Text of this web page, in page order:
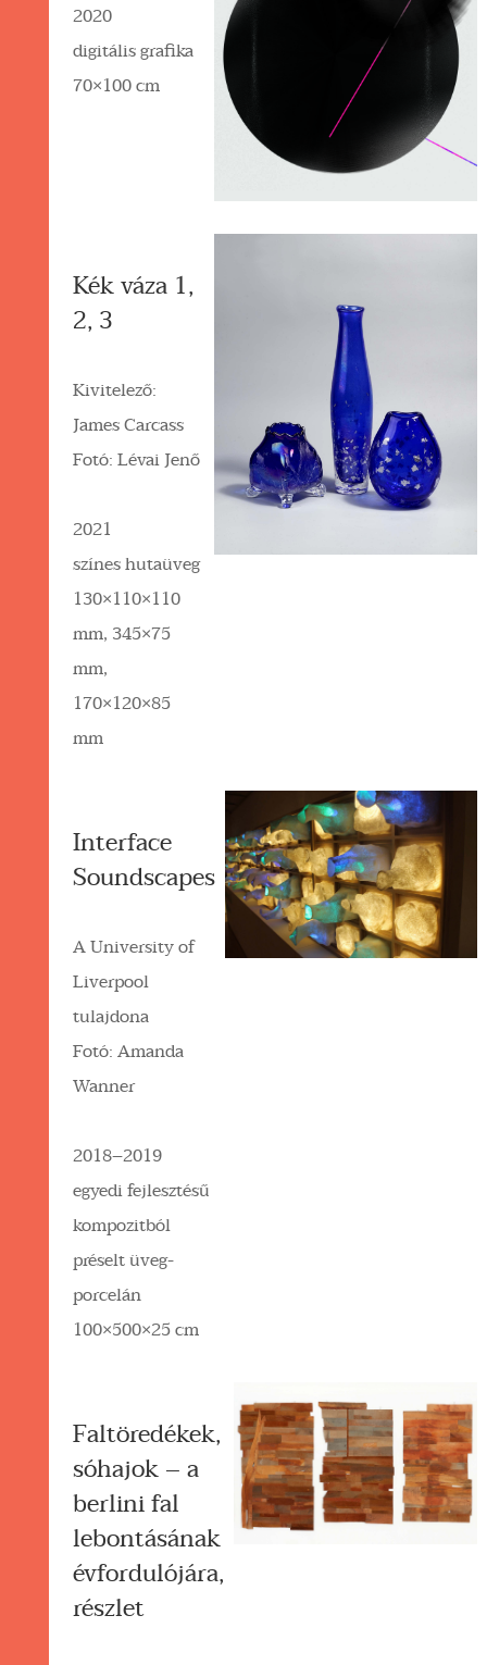
2020
digitális grafika
70×100 cm
Kék váza 1,
2, 3
Kivitelező:
James Carcass
Fotó: Lévai Jenő
2021
színes hutaüveg
130×110×110
mm, 345×75
mm,
170×120×85
mm
Interface
Soundscapes
A University of
Liverpool
tulajdona
Fotó: Amanda
Wanner
2018–2019
egyedi fejlesztésű
kompozitból
préselt üveg-
porcelán
100×500×25 cm
Faltöredékek,
sóhajok – a
berlini fal
lebontásának
évfordulójára,
részlet